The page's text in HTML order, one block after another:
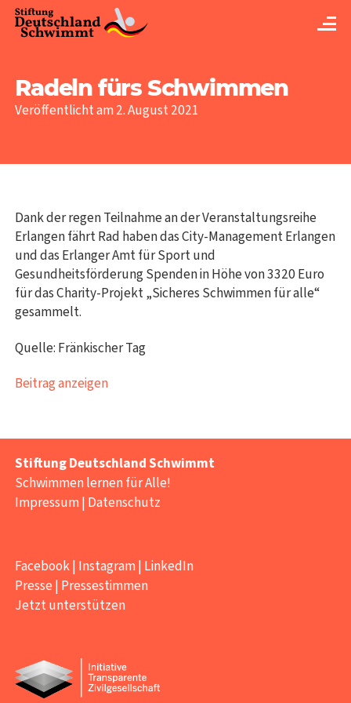
Radeln fürs Schwimmen
Veröffentlicht am 2. August 2021
Dank der regen Teilnahme an der Veranstaltungsreihe
Erlangen fährt Rad haben das City-Management Erlangen
und das Erlanger Amt für Sport und
Gesundheitsförderung Spenden in Höhe von 3320 Euro
für das Charity-Projekt „Sicheres Schwimmen für alle“
gesammelt.
Quelle: Fränkischer Tag
Beitrag anzeigen
Stiftung Deutschland Schwimmt
Schwimmen lernen für Alle!
Impressum| Datenschutz
Facebook| Instagram| LinkedIn
Presse | Pressestimmen
Jetzt unterstützen